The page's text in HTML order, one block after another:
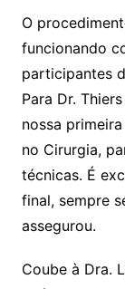
O
funcionando
participantes
Para Dr.
nossa
no Cirurgia,
técnicas. É
final, sempre
assegurou.
Coube à Dra.